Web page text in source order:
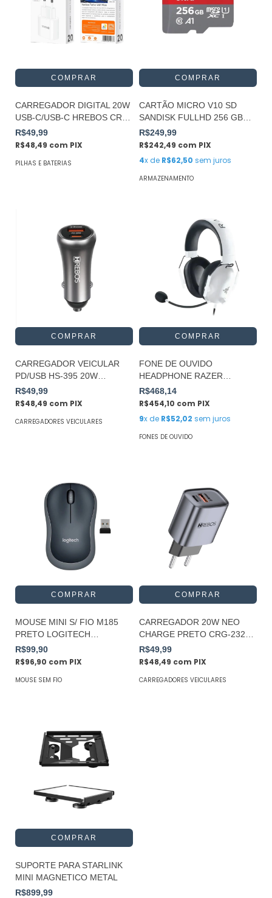
CARREGADOR DIGITAL 20W
USB-C/USB-C HREBOS CRG-
211CC
R$49,99
R$48,49 com PIX
PILHAS E BATERIAS
CARTÃO MICRO V10 SD
SANDISK FULLHD 256 GB
SANDISK
R$249,99
R$242,49 com PIX
4x de R$62,50 sem juros
ARMAZENAMENTO
CARREGADOR VEICULAR
PD/USB HS-395 20W
HREBOS
R$49,99
R$48,49 com PIX
CARREGADORES VEICULARES
FONE DE OUVIDO
HEADPHONE RAZER
BLACKSHARK V2 BRANCO
R$468,14
R$454,10 com PIX
9x de R$52,02 sem juros
FONES DE OUVIDO
MOUSE MINI S/ FIO M185
PRETO LOGITECH
PROMOÇÃO
R$99,90
R$96,90 com PIX
MOUSE SEM FIO
CARREGADOR 20W NEO
CHARGE PRETO CRG-232
HREBOS
R$49,99
R$48,49 com PIX
CARREGADORES VEICULARES
SUPORTE PARA STARLINK
MINI MAGNETICO METAL
R$899,99